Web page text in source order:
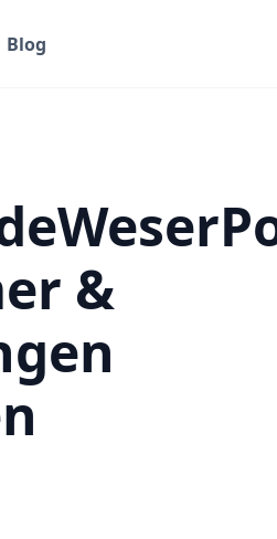
Blog
&